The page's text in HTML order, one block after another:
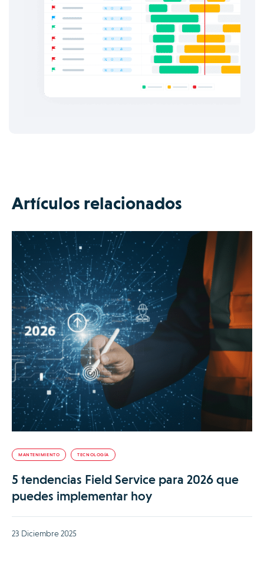
Artículos relacionados
MANTENIMIENTO TECNOLOGÍA
5 tendencias Field Service para 2026 que
puedes implementar hoy
23 Diciembre 2025